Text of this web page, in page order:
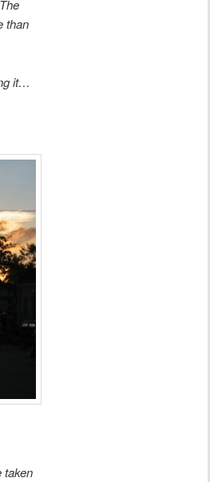
than
it…
taken